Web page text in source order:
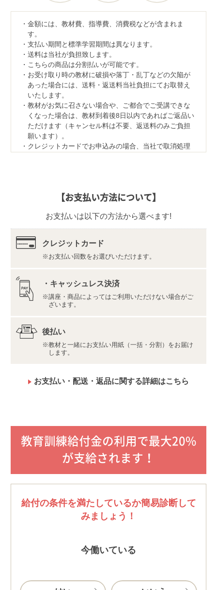
金額には、教材費、指導費、消費税などが含まれま
す。
支払い期間と標準学習期間は異なります。
送料は当社が負担致します。
こちらの商品は分割払いが可能です。
お受け取り時の教材に破損や落丁・乱丁などの欠陥が
あった場合には、送料・返送料当社負担にてお取替え
いたします。
教材がお気に召さない場合や、ご都合でご受講できな
くなった場合は、教材到着後8日以内であればご返品い
ただけます（キャンセル料は不要、返送料のみご負担
願います）。
クレジットカードでお申込みの場合、当社で取消処理
〒350-1111
株式会社ユーキャンロジ
最新の内容をこちらよりご確認ください。
推奨環境（https://www.u-can.jp/digitaltool）
推奨環境であっても、確実・完全な動作を保証するも
のではありません。
インターネット接続料金等はお客様のご負担となりま
す。通信量の上限のない、または上限に余裕のある回
【お支払い方法について】
お支払いは以下の方法から選べます!
クレジットカード
お支払い回数をお選びいただけます。
・キャッシュレス決済
講座・商品によってはご利用いただけない場合がご
ざいます。
後払い
教材と一緒にお支払い用紙（一括・分割）をお届け
します。
お支払い・配送・返品に関する詳細はこちら
教育訓練給付金の利用で最大20%
が支給されます！
給付の条件を満たしているか簡易診断して
みましょう！
今働いている